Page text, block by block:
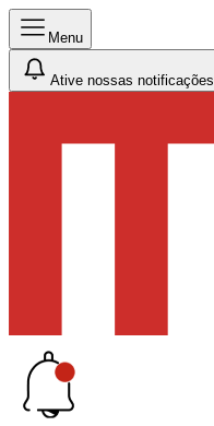
Menu
Ative nossas notificações